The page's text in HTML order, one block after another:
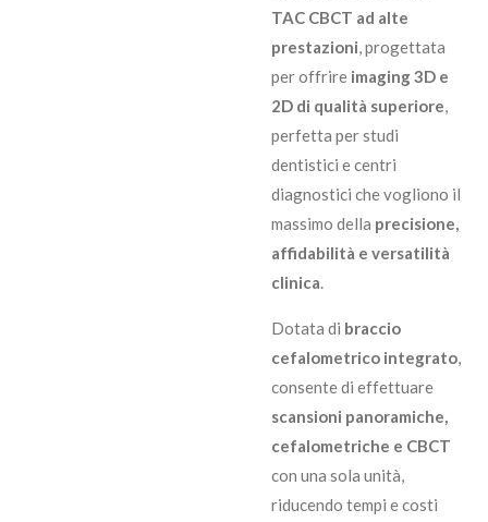
TAC CBCT ad alte
prestazioni, progettata
per offrire imaging 3D e
2D di qualità superiore,
perfetta per studi
dentistici e centri
diagnostici che vogliono il
massimo della precisione,
affidabilità e versatilità
clinica.
Dotata di braccio
cefalometrico integrato,
consente di effettuare
scansioni panoramiche,
cefalometriche e CBCT
con una sola unità,
riducendo tempi e costi